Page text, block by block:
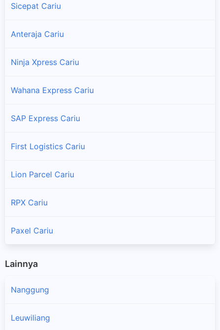
Sicepat Cariu
Anteraja Cariu
Ninja Xpress Cariu
Wahana Express Cariu
SAP Express Cariu
First Logistics Cariu
Lion Parcel Cariu
RPX Cariu
Paxel Cariu
Lainnya
Nanggung
Leuwiliang